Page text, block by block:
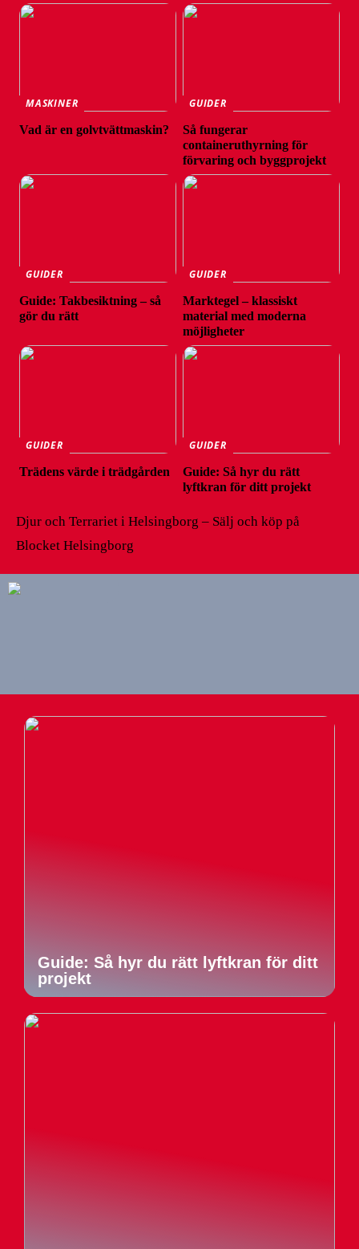
MASKINER
Vad är en golvtvättmaskin?
GUIDER
Så fungerar
containeruthyrning för
förvaring och byggprojekt
GUIDER
Guide: Takbesiktning – så
gör du rätt
GUIDER
Marktegel – klassiskt
material med moderna
möjligheter
GUIDER
Trädens värde i trädgården
GUIDER
Guide: Så hyr du rätt
lyftkran för ditt projekt
Djur och Terrariet i Helsingborg – Sälj och köp på
Blocket Helsingborg
Guide: Så hyr du rätt lyftkran för ditt
projekt